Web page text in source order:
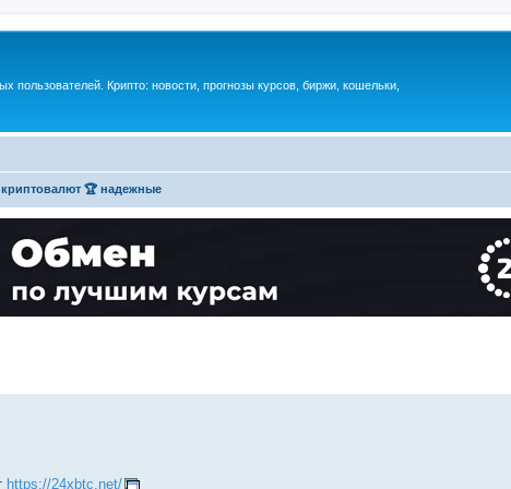
пользователей. Крипто: новости, прогнозы курсов, биржи, кошельки,
🏆 надежные
https://24xbtc.net/